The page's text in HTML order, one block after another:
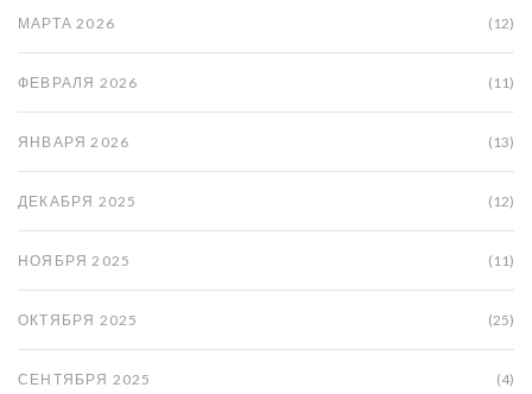
МАРТА 2026 (12)
ФЕВРАЛЯ 2026 (11)
ЯНВАРЯ 2026 (13)
ДЕКАБРЯ 2025 (12)
НОЯБРЯ 2025 (11)
ОКТЯБРЯ 2025 (25)
СЕНТЯБРЯ 2025 (4)